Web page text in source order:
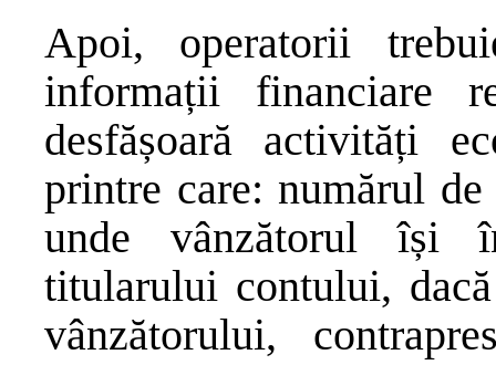
Apoi, operatorii
informații financiare
desfășoară activități
printre care: numărul
unde vânzătorul își
titularului contului,
vânzătorului,